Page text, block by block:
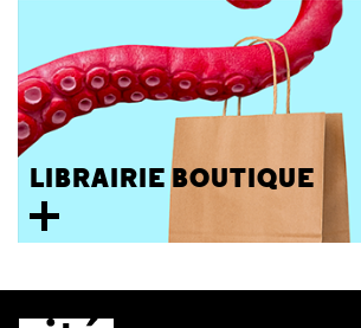
LIBRAIRIE BOUTIQUE